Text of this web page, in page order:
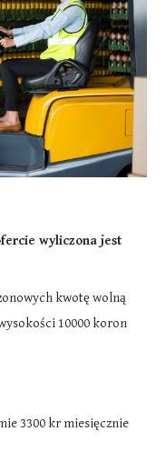
wyliczona jest
kwotę wolną
10000 koron
3300 kr miesięcznie